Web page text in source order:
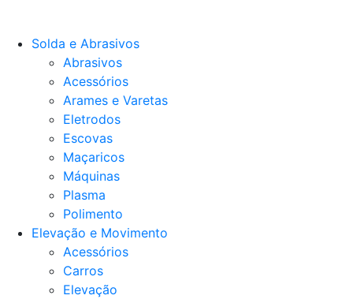
Solda e Abrasivos
Abrasivos
Acessórios
Arames e Varetas
Eletrodos
Escovas
Maçaricos
Máquinas
Plasma
Polimento
Elevação e Movimento
Acessórios
Carros
Elevação